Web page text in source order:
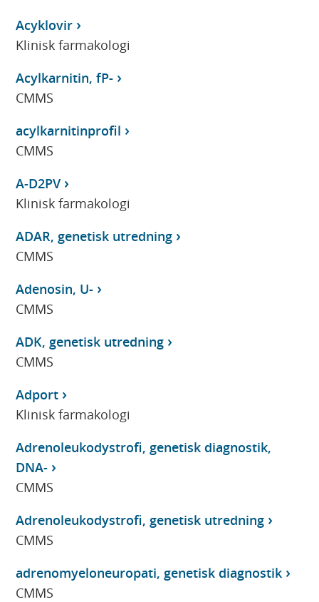
Acyklovir
Klinisk farmakologi
Acylkarnitin, fP-
CMMS
acylkarnitinprofil
CMMS
A-D2PV
Klinisk farmakologi
ADAR, genetisk utredning
CMMS
Adenosin, U-
CMMS
ADK, genetisk utredning
CMMS
Adport
Klinisk farmakologi
Adrenoleukodystrofi, genetisk diagnostik,
DNA-
CMMS
Adrenoleukodystrofi, genetisk utredning
CMMS
adrenomyeloneuropati, genetisk diagnostik
CMMS